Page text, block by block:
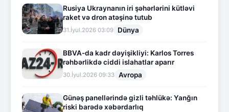
Rusiya Ukraynanın iri şəhərlərini kütləvi
raket və dron atəşinə tutub
31.İyul.2026 03:09 Dünya
BBVA-da kadr dəyişikliyi: Karlos Torres
rəhbərlikdə ciddi islahatlar aparır
30.İyul.2026 09:33 Avropa
Günəş panellərində gizli təhlükə: Yanğın
riski barədə xəbərdarlıq